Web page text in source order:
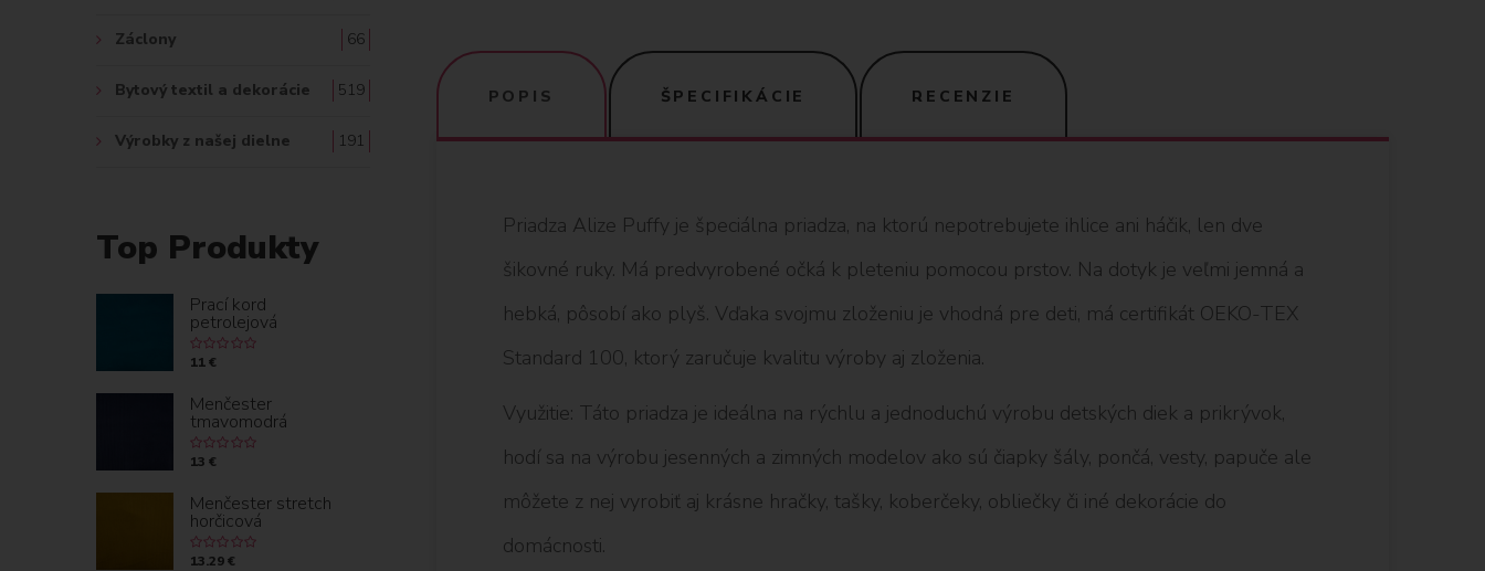
POPIS ŠPECIFIKÁCIE RECENZIE
Priadza Alize Puffy je špeciálna priadza, na ktorú nepotrebujete ihlice ani háčik, len dve
šikovné ruky. Má predvyrobené očká k pleteniu pomocou prstov. Na dotyk je veľmi jemná a
hebká, pôsobí ako plyš. Vďaka svojmu zloženiu je vhodná pre deti, má certifikát OEKO-TEX
Standard 100, ktorý zaručuje kvalitu výroby aj zloženia.
Využitie: Táto priadza je ideálna na rýchlu a jednoduchú výrobu detských diek a prikrývok,
hodí sa na výrobu jesenných a zimných modelov ako sú čiapky šály, pončá, vesty, papuče ale
môžete z nej vyrobiť aj krásne hračky, tašky, koberčeky, obliečky či iné dekorácie do
domácnosti.
Záclony 66
Bytový textil a dekorácie 519
Výrobky z našej dielne 191
Top Produkty
Prací kord
petrolejová
11 €
Menčester
tmavomodrá
13 €
Menčester stretch
horčicová
13.29 €